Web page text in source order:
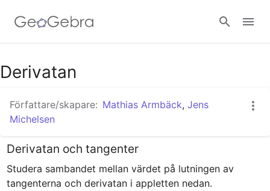
Google Classroom - Interaktiva lektioner
GeoGebra Classroom - Interaktiva lektioner
Logga in
Derivatan
Författare/skapare: Mathias Armbäck, Jens
Michelsen
Derivatan och tangenter
Studera sambandet mellan värdet på lutningen av
tangenterna och derivatan i appletten nedan.